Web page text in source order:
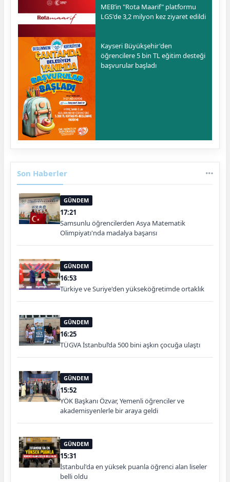
MEB’in "Rota Maarif" platformu
LGS'de 3,2 milyon kez ziyaret edildi
Kayseri Büyükşehir'den
öğrencilere 5 bin TL eğitim desteği
başvurular başladı
Son Haberler
GÜNDEM
17:21
Samsunlu öğrencilerden Asya Matematik
Olimpiyatı'nda madalya başarısı
GÜNDEM
16:53
Türkiye ve Suriye'den yükseköğretimde ortaklık
GÜNDEM
16:25
TÜGVA İstanbul’da 500 bini aşkın çocuğa ulaştı
GÜNDEM
15:52
YÖK Başkanı Özvar, Yemenli öğrenciler ve
akademisyenlerle bir araya geldi
GÜNDEM
15:31
İstanbul'da en yüksek puanla öğrenci alan liseler
belli oldu